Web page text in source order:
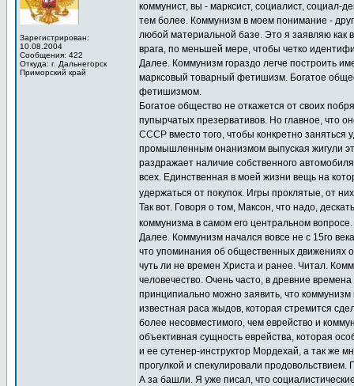
Зарегистрирован:
10.08.2004
Сообщения: 422
Откуда: г. Дальнегорск
Приморский край
коммунист, вы - марксист, социалист, социал-
тем более. Коммунизм в моем понимание -
любой материальной базе. Это я заявляю как
врага, по меньшей мере, чтобы четко
Далее. Коммунизм гораздо легче построить
марксовый товарный фетишизм. Богатое
фетишизмом.
Богатое общество не откажется от своих
пупырчатых презервативов. Но главное, что
СССР вместо того, чтобы конкретно заняться
промышленным онанизмом выпуская жигули
раздражает наличие собственного
всех. Единственная в моей жизни вещь на
удержаться от покупок. Игры проклятые, от
Так вот. Говоря о том, Максон, что надо,
коммунизма в самом его центральном вопросе.
Далее. Коммунизм начался вовсе не с 15го
что упоминания об общественных движениях
чуть ли не времен Христа и ранее. Читал.
человечество. Очень часто, в древние
принципиально можно заявить, что коммунизм
известная раса жыдов, которая стремится
более несовместимого, чем еврейство и
объективная сущность еврейства, которая
и ее сутенер-инструктор Мордехай, а так же
прогулкой и спекулировали продовольствием.
А за башли. Я уже писал, что